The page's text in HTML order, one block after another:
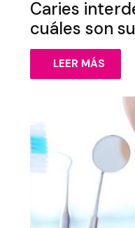
Caries
cuáles son
LEER MÁS